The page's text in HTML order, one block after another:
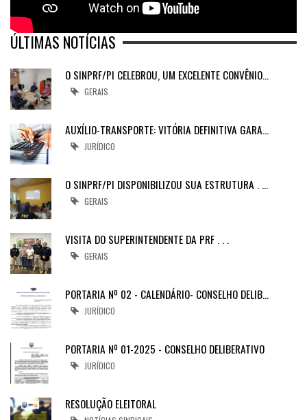
ÚLTIMAS NOTÍCIAS
O SINPRF/PI CELEBROU, UM EXCELENTE CONVÊNIO…
GERAIS
AUXÍLIO-TRANSPORTE: VITÓRIA DEFINITIVA GARA…
JURÍDICO
O SINPRF/PI DISPONIBILIZOU SUA ESTRUTURA . …
GERAIS
VISITA DO SUPERINTENDENTE DA PRF . . .
GERAIS
PORTARIA Nº 02 - CALENDÁRIO- CONSELHO DELIB…
JURÍDICO
PORTARIA Nº 01-2025 - CONSELHO DELIBERATIVO
JURÍDICO
RESOLUÇÃO ELEITORAL